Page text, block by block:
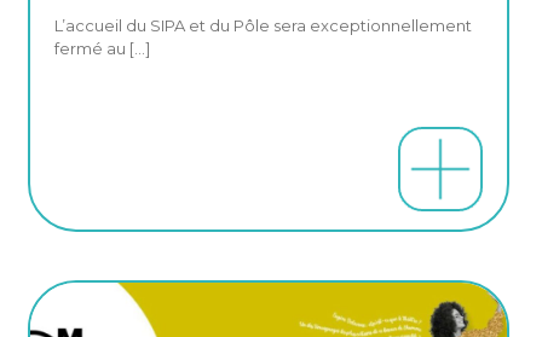
L’accueil du SIPA et du Pôle sera exceptionnellement
fermé au […]